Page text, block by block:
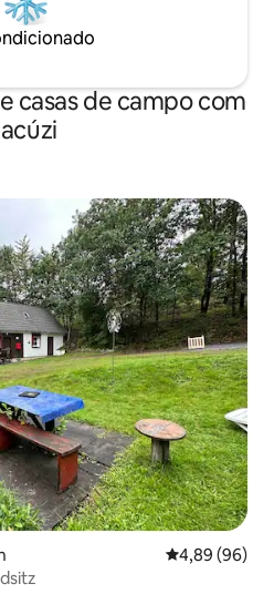
casas de campo com
Classificação
4,89 (96)